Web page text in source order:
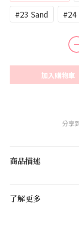
#23 Sand
加入購物車
分享
商品描述
了解更多